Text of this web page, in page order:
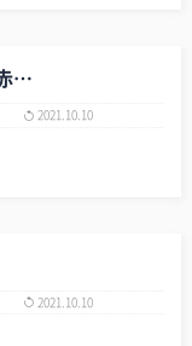
…
2021.10.10
2021.10.10